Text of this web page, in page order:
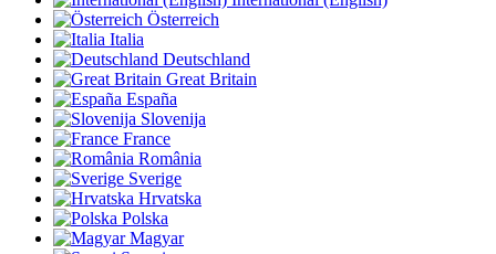
Österreich
Italia
Deutschland
Great Britain
España
Slovenija
France
România
Sverige
Hrvatska
Polska
Magyar